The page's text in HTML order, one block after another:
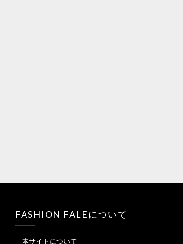
FASHION FALEについて
本サイトについて